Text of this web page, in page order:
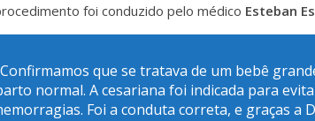
foi conduzido pelo médico Esteban
que se tratava de um bebê
normal. A cesariana foi indicada para
Foi a conduta correta, e graças a